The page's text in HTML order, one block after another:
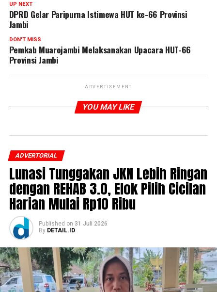
UP NEXT
DPRD Gelar Paripurna Istimewa HUT ke-66 Provinsi
Jambi
DON'T MISS
Pemkab Muarojambi Melaksanakan Upacara HUT-66
Provinsi Jambi
ADVERTISEMENT
YOU MAY LIKE
ADVERTORIAL
Lunasi Tunggakan JKN Lebih Ringan
dengan REHAB 3.0, Elok Pilih Cicilan
Harian Mulai Rp10 Ribu
Published on 31 Juli 2026
By DETAIL.ID